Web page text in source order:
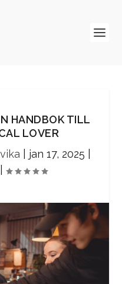
HANDBOK TILL
LOVER
jan 17, 2025